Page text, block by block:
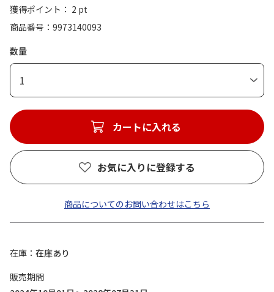
獲得ポイント： 2 pt
商品番号
9973140093
数量
1
カートに入れる
お気に入りに登録する
商品についてのお問い合わせはこちら
在庫
在庫あり
販売期間